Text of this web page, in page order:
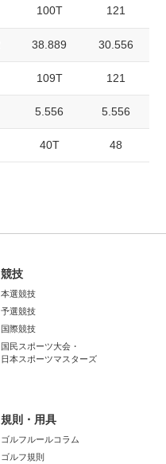
100T 121
38.889 30.556
109T 121
5.556 5.556
40T 48
競技
本選競技
予選競技
国際競技
国民スポーツ大会・
日本スポーツマスターズ
規則・用具
ゴルフルールコラム
ゴルフ規則